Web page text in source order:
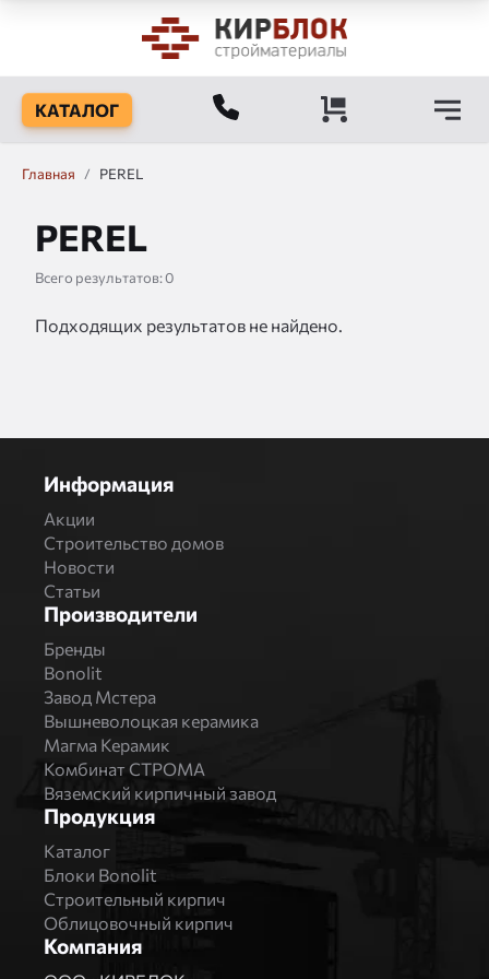
КАТАЛОГ
Главная / PEREL
PEREL
Всего результатов:0
Подходящих результатов не найдено.
Информация
Акции
Строительство домов
Новости
Статьи
Производители
Бренды
Bonolit
Завод Мстера
Вышневолоцкая керамика
Магма Керамик
Комбинат СТРОМА
Вяземский кирпичный завод
Продукция
Каталог
Блоки Bonolit
Строительный кирпич
Облицовочный кирпич
Компания